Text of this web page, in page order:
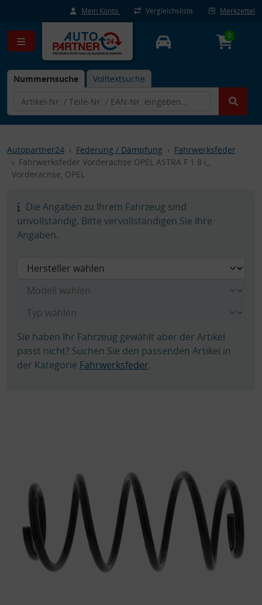
Mein Konto Vergleichsliste Merkzettel
Nummernsuche Volltextsuche
0
Autopartner24 Federung / Dämpfung
Fahrwerksfeder
Fahrwerksfeder Vorderachse OPEL ASTRA F 1.8 i,,
Vorderachse, OPEL
Die Angaben zu Ihrem Fahrzeug sind
unvollständig. Bitte vervollständigen Sie Ihre
Angaben.
Sie haben Ihr Fahrzeug gewählt aber der Artikel
passt nicht? Suchen Sie den passenden Artikel in
der Kategorie Fahrwerksfeder.